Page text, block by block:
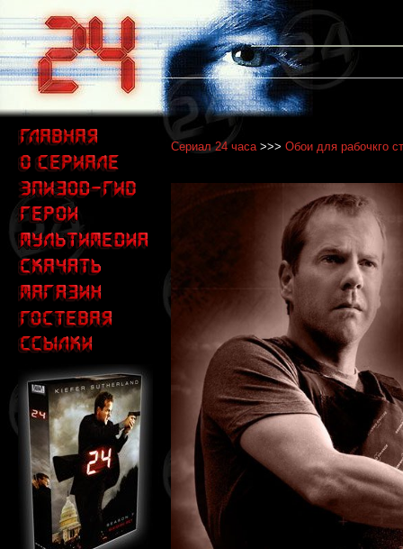
Сериал 24 часа>>> Обои для рабочкго